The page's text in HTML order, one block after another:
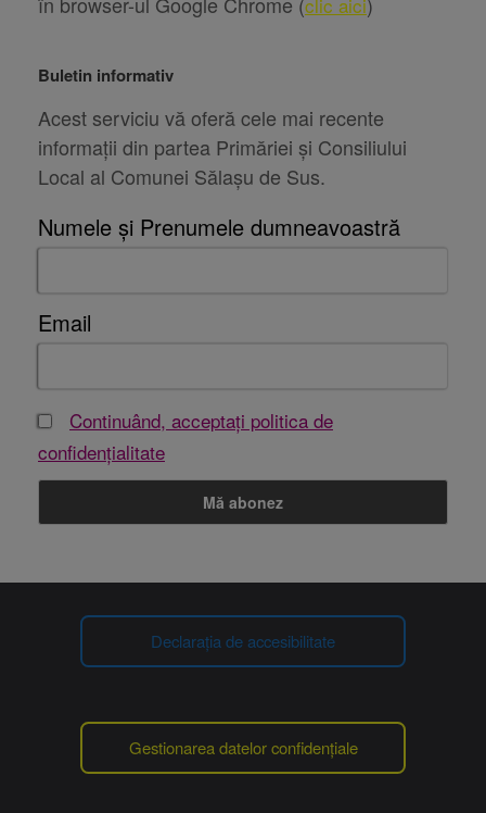
Buletin informativ
Acest serviciu vă oferă cele mai recente
informații din partea Primăriei și Consiliului
Local al Comunei Sălașu de Sus.
Numele și Prenumele dumneavoastră
Email
Continuând, acceptați politica de
confidențialitate
Declarația de accesibilitate
Gestionarea datelor confidențiale